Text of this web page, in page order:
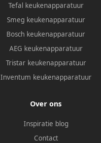
Tefal keukenapparatuur
Smeg keukenapparatuur
Bosch keukenapparatuur
AEG keukenapparatuur
Tristar keukenapparatuur
Inventum keukenapparatuur
Over ons
Inspiratie blog
Contact